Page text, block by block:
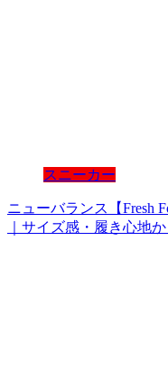
スニーカー
ニューバランス【Fresh
｜サイズ感・履き心地